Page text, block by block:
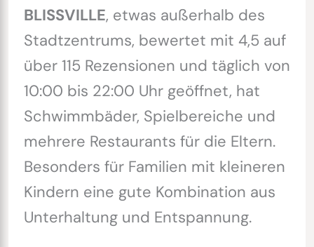
BLISSVILLE, etwas außerhalb des
Stadtzentrums, bewertet mit 4,5 auf
über 115 Rezensionen und täglich von
10:00 bis 22:00 Uhr geöffnet, hat
Schwimmbäder, Spielbereiche und
mehrere Restaurants für die Eltern.
Besonders für Familien mit kleineren
Kindern eine gute Kombination aus
Unterhaltung und Entspannung.